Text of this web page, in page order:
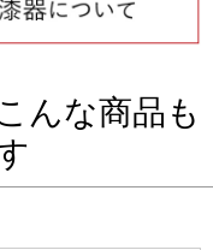
んな商品も